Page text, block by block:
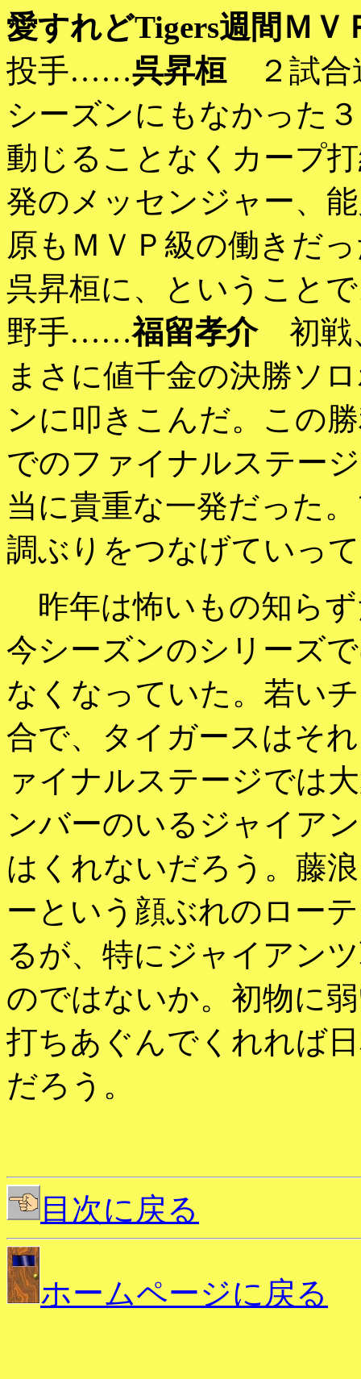
愛すれどTigers週間ＭＶ
投手……呉昇桓２試合
シーズンにもなかった
動じることなくカープ
発のメッセンジャー、
原もＭＶＰ級の働きだ
呉昇桓に、ということ
野手……福留孝介初戦
まさに値千金の決勝ソ
ンに叩きこんだ。この
でのファイナルステー
当に貴重な一発だった
調ぶりをつなげていっ
昨年は怖いもの知ら
今シーズンのシリーズ
なくなっていた。若い
合で、タイガースはそ
ァイナルステージでは
ンバーのいるジャイア
はくれないだろう。藤
ーという顔ぶれのロー
るが、特にジャイアン
のではないか。初物に
打ちあぐんでくれれば
だろう。
目次に戻る
ホームページに戻る